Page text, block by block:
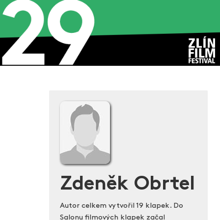
Zdeněk Obrtel
Autor celkem vytvořil 19 klapek. Do
Salonu filmových klapek začal